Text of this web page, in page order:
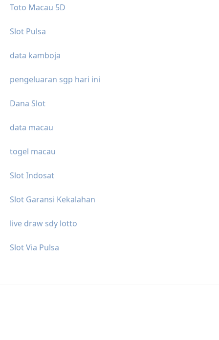
Toto Macau 5D
Slot Pulsa
data kamboja
pengeluaran sgp hari ini
Dana Slot
data macau
togel macau
Slot Indosat
Slot Garansi Kekalahan
live draw sdy lotto
Slot Via Pulsa